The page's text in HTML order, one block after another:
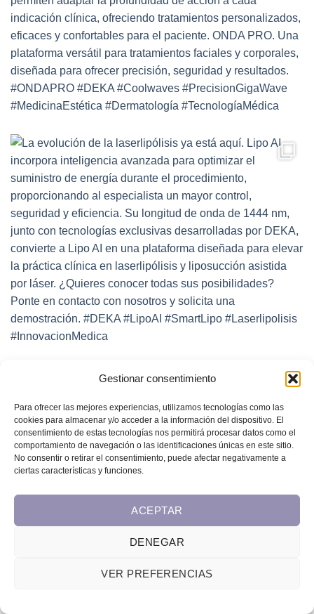
Gestionar consentimiento
Para ofrecer las mejores experiencias, utilizamos tecnologías como las
cookies para almacenar y/o acceder a la información del dispositivo. El
consentimiento de estas tecnologías nos permitirá procesar datos como el
comportamiento de navegación o las identificaciones únicas en este sitio.
No consentir o retirar el consentimiento, puede afectar negativamente a
ciertas características y funciones.
ACEPTAR
DENEGAR
VER PREFERENCIAS